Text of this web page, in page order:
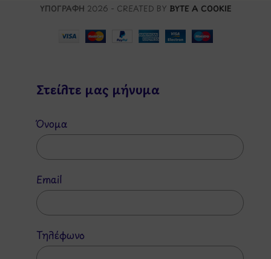
ΥΠΟΓΡΑΦΗ 2026 - CREATED BY BYTE A COOKIE
Στείλτε μας μήνυμα
Όνομα
Email
Τηλέφωνο